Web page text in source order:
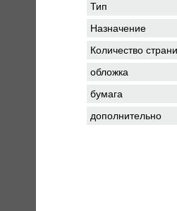
Тип
Назначение
Количество
обложка
бумага
дополнительно